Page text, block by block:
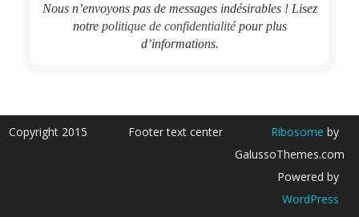
Nous n’envoyons pas de messages indésirables ! Lisez
notre politique de confidentialitépour plus
d’informations.
Copyright 2015 Footer text center Ribosome by
GalussoThemes.com
Powered by
WordPress